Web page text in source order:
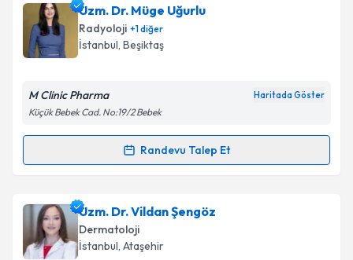
Takvim Talebini Gönder
Dr. Elif İnaçiçin randevu takvimi talebi oluşturun. Size
bu uzmandan randevu almanız için bir takvim
hazırlandığında e-posta ile bilgilendireceğiz.
Kişisel verilerimin işlenmesine ilişkin
Metni'ni okudum ve kişisel verilerimin belirtilen
Takvim Talebini Gönder
Uzm. Dr. Müge Uğurlu
Radyoloji +1diğer
İstanbul, Beşiktaş
M Clinic Pharma Haritada Göster
Küçük Bebek Cad. No:19/2 Bebek
Randevu Talep Et
Randevu Takvimi Talebi
Uzm. Dr. Müge Uğurlu için randevu takvimi talebi
oluşturun. Size bu uzmandan randevu almanız için bir
takvim hazırlandığında e-posta ile bilgilendireceğiz.
Uzm. Dr. Vildan Şengöz
Dermatoloji
İstanbul, Ataşehir